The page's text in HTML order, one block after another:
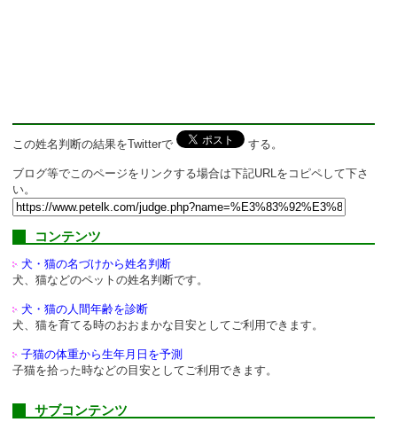
この姓名判断の結果をTwitterで する。
ブログ等でこのページをリンクする場合は下記URLをコピペして下さ
い。
コンテンツ
犬・猫の名づけから姓名判断
犬、猫などのペットの姓名判断です。
犬・猫の人間年齢を診断
犬、猫を育てる時のおおまかな目安としてご利用できます。
子猫の体重から生年月日を予測
子猫を拾った時などの目安としてご利用できます。
サブコンテンツ